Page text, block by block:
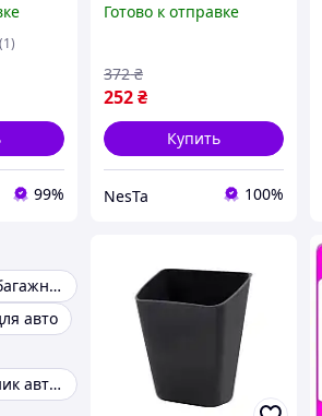
(1)
99%
силиконовый для
подлокотника для
хранени Nes22/Q
Готово к отправке
252₴
372 ₴
Купить
NesTa 100%
Органайзер в багажник автомобиля
авто
Сумка в багажник автомобиля